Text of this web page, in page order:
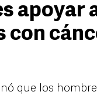
apoyar
con
que los